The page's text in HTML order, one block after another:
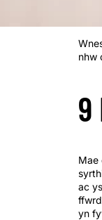
nhw
9
Mae
ac
yn